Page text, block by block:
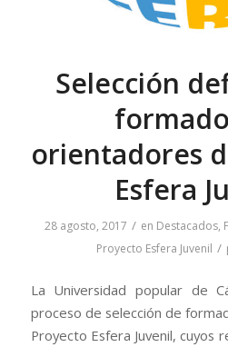
Selección
orientadores
Esfera
28 agosto, 2017 / en Destacados,
Proyecto Esfera Juvenil /
La Universidad popular de
proceso de selección de
Proyecto Esfera Juvenil, cuyos